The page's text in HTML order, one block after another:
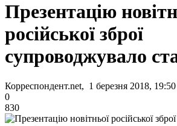
Презентацію
російської зброї
супроводжувало
Корреспондент.net, 1 березня 2018, 19:50
0
830